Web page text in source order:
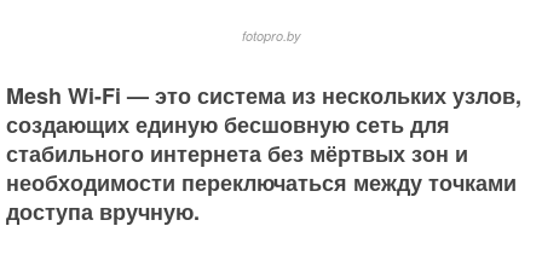
fotopro.by
Mesh Wi-Fi — это система из нескольких узлов,
создающих единую бесшовную сеть для
стабильного интернета без мёртвых зон и
необходимости переключаться между точками
доступа вручную.